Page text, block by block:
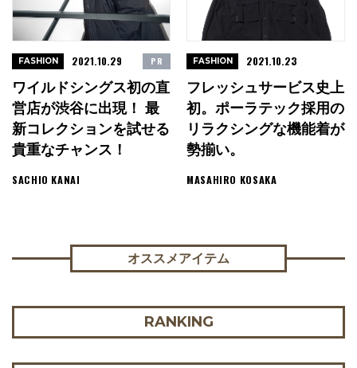
ワイルドシングス初の直
営店が渋谷に出現！ 最
新コレクションを試せる
貴重なチャンス！
SACHIO KANAI
FASHION 2021.10.29 PR
フレッシュサービス史上
初。ポーラテック採用の
リラクシングな機能着が
勢揃い。
MASAHIRO KOSAKA
FASHION 2021.10.23
オススメアイテム
RANKING